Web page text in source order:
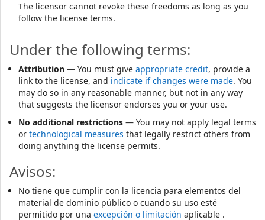
The licensor cannot revoke these freedoms as long as you
follow the license terms.
Under the following terms:
Attribution — You must give appropriate credit, provide a
link to the license, and indicate if changes were made. You
may do so in any reasonable manner, but not in any way
that suggests the licensor endorses you or your use.
No additional restrictions — You may not apply legal terms
or technological measures that legally restrict others from
doing anything the license permits.
Avisos:
No tiene que cumplir con la licencia para elementos del
material de dominio público o cuando su uso esté
permitido por una excepción o limitación aplicable .